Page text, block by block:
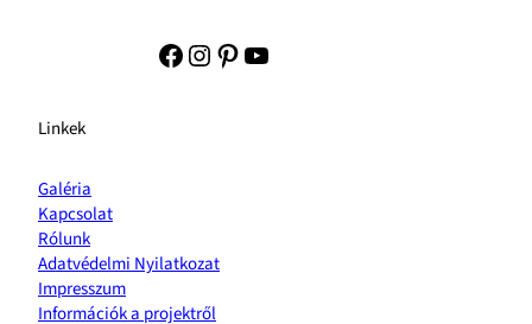
Facebook
Instagram
Pinterest
YouTube
Linkek
Galéria
Kapcsolat
Rólunk
Adatvédelmi Nyilatkozat
Impresszum
Információk a projektről